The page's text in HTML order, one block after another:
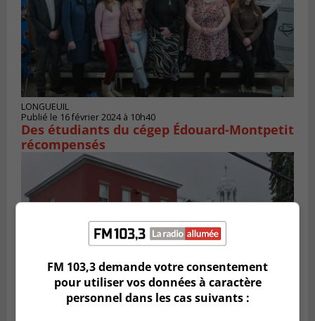
LONGUEUIL
Publié le 16 février 2024 à 10h40
Des étudiants du cégep Édouard-Montpetit
récompensés
FM 103,3 demande votre consentement
pour utiliser vos données à caractère
personnel dans les cas suivants :